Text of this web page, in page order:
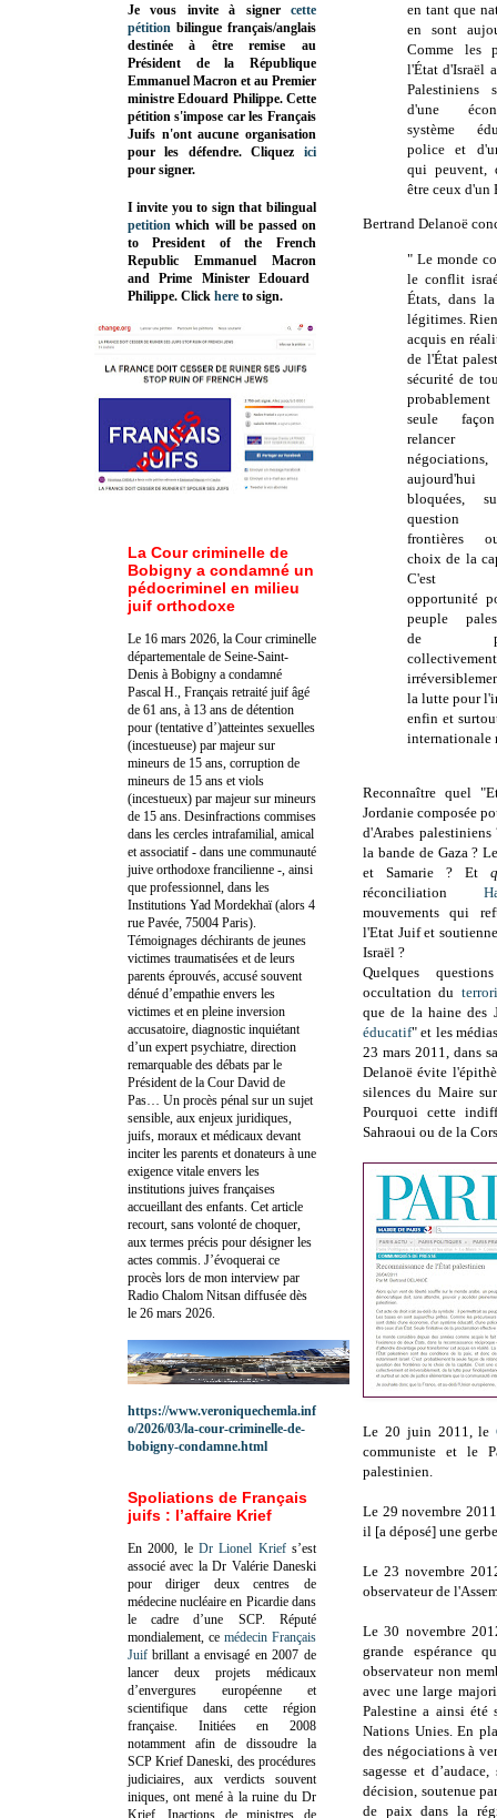
en tant que
en sont
Comme les
l'État d'Israël
Palestiniens
d'une
système
police et
qui peuvent,
être ceux d'un
Bertrand Delanoë
" Le monde
le conflit
États, dans
légitimes.
acquis en
de l'État
sécurité de
seule
relancer
négociations,
aujourd'hui
bloquées,
question
frontières
choix de la
C'est
opportunité
peuple
de
la lutte pour
enfin et
internationale
Reconnaître quel
Jordanie composée
d'Arabes
la bande de Gaza ?
et Samarie ? Et
réconciliation
mouvements qui
l'Etat Juif et
Israël ?
Quelques
occultation du
que de la haine des
éducatif" et les
23 mars 2011, dans
Delanoë évite
silences du Maire
Pourquoi cette
Sahraoui ou de la
Le 20 juin 2011, le
communiste et le
palestinien.
Le 29 novembre
il [a déposé] une
Le 23 novembre
observateur de
Le 30 novembre
grande espérance
observateur non
avec une large
Palestine a ainsi été
Nations Unies. En
des négociations à
sagesse et
décision, soutenue
de paix dans la
Je vous invite à signer cette
pétition bilingue français/anglais
destinée à être remise au
Président de la République
Emmanuel Macron et au Premier
ministre Edouard Philippe. Cette
pétition s'impose car les Français
Juifs n'ont aucune organisation
pour les défendre. Cliquez
ici
pour signer.
I invite you to sign that bilingual
petition which will be passed on
to President of the French
Republic Emmanuel Macron
and Prime MinisterEdouard
Philippe. Click here to sign.
La Cour criminelle de
Bobigny a condamné un
pédocriminel en milieu
juif orthodoxe
Le 16 mars 2026, la Cour criminelle
départementale de Seine-Saint-
Denis à Bobigny a condamné
Pascal H., Français retraité juif âgé
de 61 ans, à 13 ans de détention
pour (tentative d’)atteintes sexuelles
(incestueuse) par majeur sur
mineurs de 15 ans, corruption de
mineurs de 15 ans et viols
(incestueux) par majeur sur mineurs
de 15 ans. Desinfractions commises
dans les cercles intrafamilial, amical
et associatif - dans une communauté
juive orthodoxe francilienne -, ainsi
que professionnel, dans les
Institutions Yad Mordekhaï (alors 4
rue Pavée, 75004 Paris).
Témoignages déchirants de jeunes
victimes traumatisées et de leurs
parents éprouvés, accusé souvent
dénué d’empathie envers les
victimes et en pleine inversion
accusatoire, diagnostic inquiétant
d’un expert psychiatre, direction
remarquable des débats par le
Président de la Cour David de
Pas… Un procès pénal sur un sujet
sensible, aux enjeux juridiques,
juifs, moraux et médicaux devant
inciter les parents et donateurs à une
exigence vitale envers les
institutions juives françaises
accueillant des enfants. Cet article
recourt, sans volonté de choquer,
aux termes précis pour désigner les
actes commis. J’évoquerai ce
procès lors de mon interview par
Radio Chalom Nitsan diffusée dès
le 26 mars 2026.
https://www.veroniquechemla.inf
o/2026/03/la-cour-criminelle-de-
bobigny-condamne.html
Spoliations de Français
juifs : l’affaire Krief
En 2000, le Dr Lionel Kriefs’est
associé avec la Dr Valérie Daneski
pour diriger deux centres de
médecine nucléaire en Picardie dans
le cadre d’une SCP. Réputé
mondialement, ce médecin Français
Juif brillant a envisagé en 2007 de
lancer deux projets médicaux
d’envergures européenne et
scientifique dans cette région
française. Initiées en 2008
notamment afin de dissoudre la
SCP Krief Daneski, des procédures
judiciaires, aux verdicts souvent
iniques, ont mené à la ruine du Dr
Krief.Inactions de ministres de